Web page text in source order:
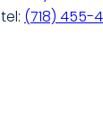
tel: (718) 455-